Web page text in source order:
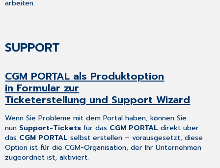
arbeiten.
SUPPORT
CGM PORTAL als Produktoption
in Formular zur
Ticketerstellung und Support Wizard
Wenn Sie Probleme mit dem Portal haben, können Sie
nun Support-Tickets für das CGM PORTAL direkt über
das CGM PORTAL selbst erstellen – vorausgesetzt, diese
Option ist für die CGM-Organisation, der Ihr Unternehmen
zugeordnet ist, aktiviert.